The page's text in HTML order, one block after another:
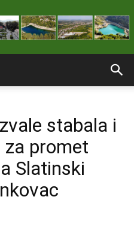
stranice
Grada
stabala i
za promet
Slatinski